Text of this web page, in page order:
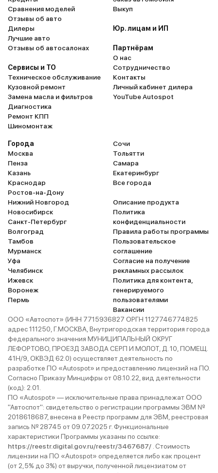
Сравнения моделей
Отзывы об авто
Дилеры
Лучшие авто
Отзывы об автосалонах
Сервисы и ТО
Техническое обслуживание
Кузовной ремонт
Замена масла и фильтров
Диагностика
Ремонт КПП
Шиномонтаж
Выкуп
Юр. лицам и ИП
Партнёрам
О нас
Сотрудничество
Контакты
Личный кабинет дилера
YouTube Autospot
Города
Москва
Пенза
Казань
Краснодар
Ростов-на-Дону
Нижний Новгород
Новосибирск
Санкт-Петербург
Волгоград
Тамбов
Мурманск
Уфа
Челябинск
Ижевск
Воронеж
Пермь
Сочи
Тольятти
Самара
Екатеринбург
Все города
Описание продукта
Политика
конфиденциальности
Правила работы программы
Пользовательское
соглашение
Согласие на получение
рекламных рассылок
Политика для контента,
генерируемого
пользователями
Вакансии
ООО «Автоспот» (ИНН 7715936827 ОРГН 1127746774825
адрес 111250, Г.МОСКВА, Внутригородская территория города
федерального значения МУНИЦИПАЛЬНЫЙ ОКРУГ
ЛЕФОРТОВО, ПРОЕЗД ЗАВОДА СЕРП И МОЛОТ, Д. 10, ПОМЕЩ.
41Н/9, ОКВЭД 62.0) осуществляет деятельность по
разработке ПО «Autospot» и предоставлению лицензий на ПО.
Согласно Приказу Минцифры от 08.10.22, вид деятельности
(код): 2.01.
ПО «Autospot» — исключительные права принадлежат ООО
"Автоспот": свидетельство о регистрации программы ЭВМ №
2018618687, внесена в Реестр программ для ЭВМ, реестровая
запись № 28745 от 09.07.2025 г. Функциональные
характеристики Программы указаны по ссылке:
https://reestr.digital.gov.ru/reestr/3467687/ . Стоимость
лицензии на ПО «Autospot» определяется либо как процент
(от 2,5% до 3%) от выручки, полученной лицензиатом от